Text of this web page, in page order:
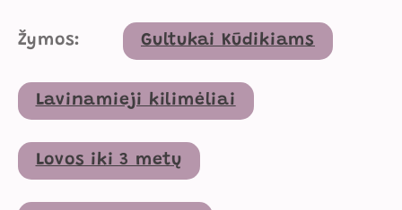
Žymos: Gultukai Kūdikiams
Lavinamieji kilimėliai
Lovos iki 3 metų